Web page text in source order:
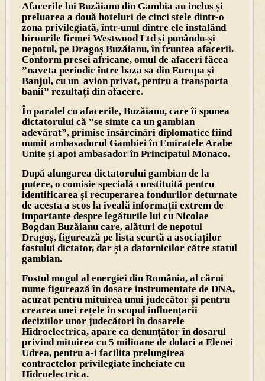
Afacerile lui Buzăianu din Gambia au inclus și
preluarea a două hoteluri de cinci stele dintr-o
zona privilegiată, într-unul dintre ele instalând
birourile firmei Westwood Ltd și punându-și
nepotul, pe Dragoș Buzăianu, în fruntea afacerii.
Conform presei africane, omul de afaceri făcea
”naveta periodic între baza sa din Europa și
Banjul, cu un avion privat, pentru a transporta
banii” rezultați din afacere.
În paralel cu afacerile, Buzăianu, care îi spunea
dictatorului că ”se simte ca un gambian
adevărat”, primise însărcinări diplomatice fiind
numit ambasadorul Gambiei în Emiratele Arabe
Unite și apoi ambasador în Principatul Monaco.
După alungarea dictatorului gambian de la
putere, o comisie specială constituită pentru
identificarea și recuperarea fondurilor deturnate
de acesta a scos la iveală informații extrem de
importante despre legăturile lui cu Nicolae
Bogdan Buzăianu care, alături de nepotul
Dragoș, figurează pe lista scurtă a asociaților
fostului dictator, dar și a datornicilor către statul
gambian.
Fostul mogul al energiei din România, al cărui
nume figurează în dosare instrumentate de DNA,
acuzat pentru mituirea unui judecător și pentru
crearea unei rețele în scopul influențarii
deciziilor unor judecători în dosarele
Hidroelectrica, apare ca denunțător în dosarul
privind mituirea cu 5 milioane de dolari a Elenei
Udrea, pentru a-i facilita prelungirea
contractelor privilegiate încheiate cu
Hidroelectrica.